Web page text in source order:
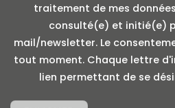
traitement de mes
consulté(e) et initié(e)
mail/newsletter. Le
tout moment. Chaque lettre
lien permettant de se